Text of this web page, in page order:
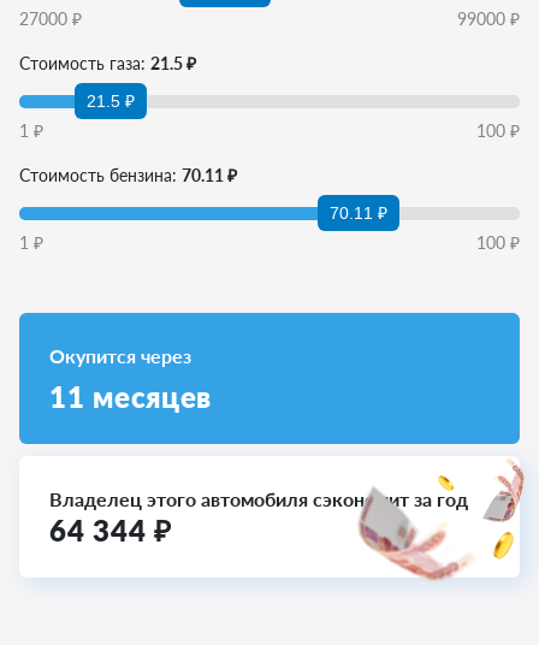
27000 ₽ 99000 ₽
Стоимость газа: 21.5 ₽
21.5 ₽
1 ₽ 100 ₽
Стоимость бензина: 70.11 ₽
70.11 ₽
1 ₽ 100 ₽
Окупится через
11 месяцев
Владелец этого автомобиля сэкономит за год
64 344 ₽